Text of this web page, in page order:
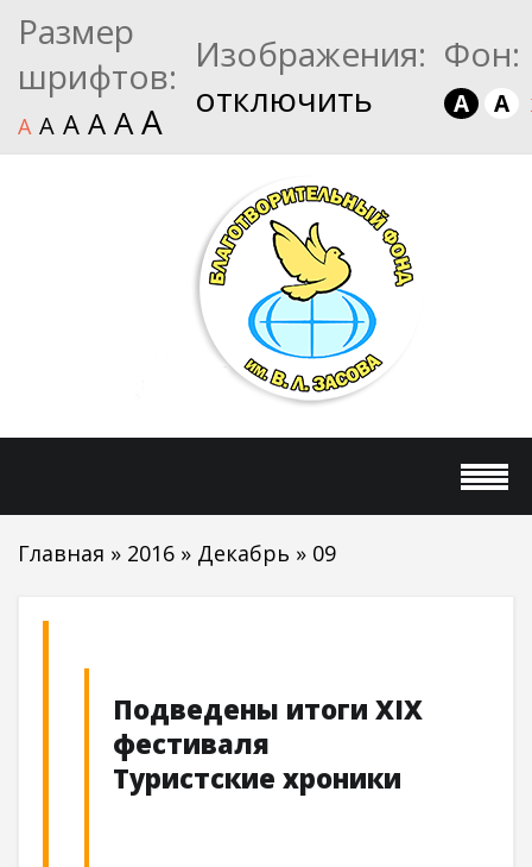
Размер
шрифтов:
A A A A AA
Изображения:
отключить
Фон:
A A
Главная » 2016 » Декабрь » 09
Подведены итоги XIX
фестиваля
Туристские хроники